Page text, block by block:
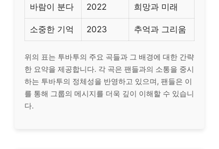
바람이 분다 2022 희망과 미래
소중한 기억 2023 추억과 그리움
위의 표는 투바투의 주요 곡들과 그 배경에 대한 간략
한 요약을 제공합니다. 각 곡은 팬들과의 소통을 중시
하는 투바투의 정체성을 반영하고 있으며, 팬들은 이
를 통해 그룹의 메시지를 더욱 깊이 이해할 수 있습니
다.